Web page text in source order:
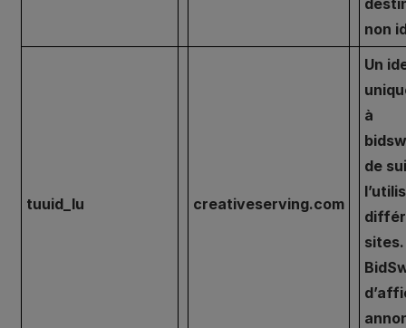
non
tuuid_lu creativeserving.com
Un
à
de